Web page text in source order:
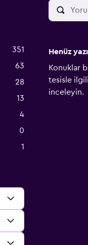
351
63
28
13
4
0
1
Henüz
Konuklar
tesisle
inceleyin.